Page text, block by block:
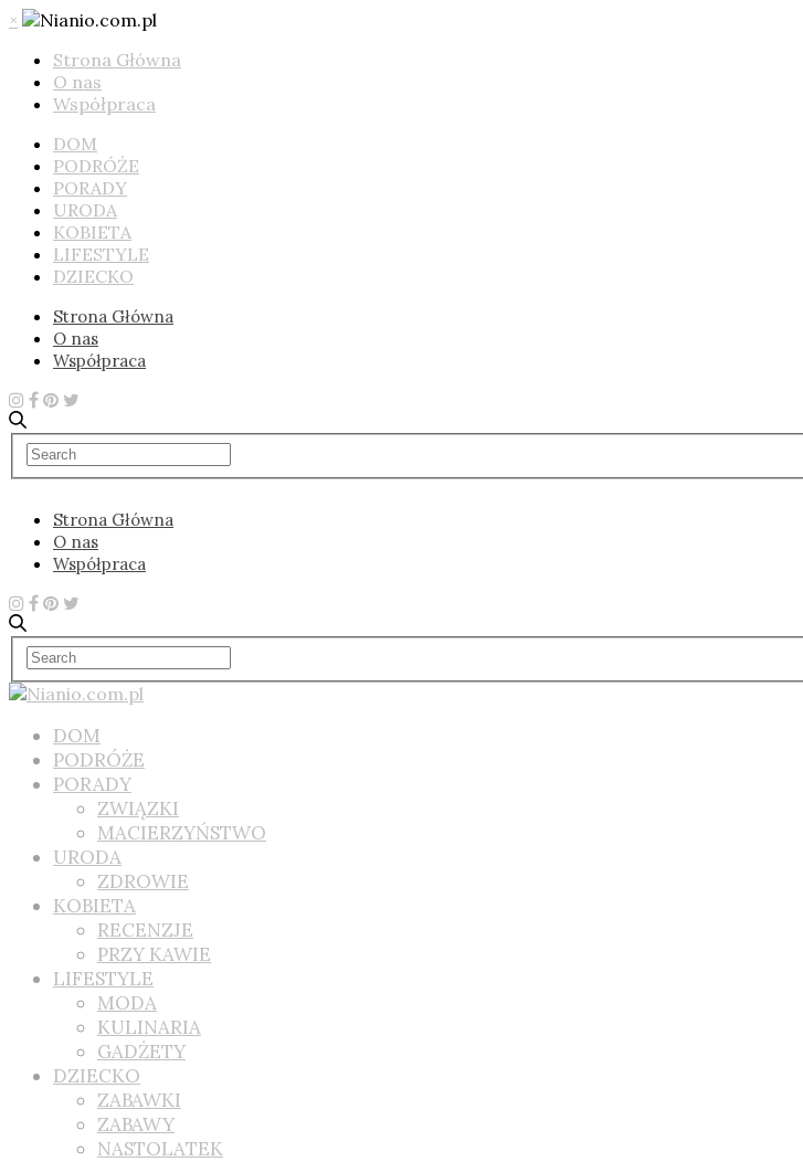
×
Strona Główna
O nas
Współpraca
DOM
PODRÓŻE
PORADY
URODA
KOBIETA
LIFESTYLE
DZIECKO
Strona Główna
O nas
Współpraca
Strona Główna
O nas
Współpraca
DOM
PODRÓŻE
PORADY
ZWIĄZKI
MACIERZYŃSTWO
URODA
ZDROWIE
KOBIETA
RECENZJE
PRZY KAWIE
LIFESTYLE
MODA
KULINARIA
GADŻETY
DZIECKO
ZABAWKI
ZABAWY
NASTOLATEK